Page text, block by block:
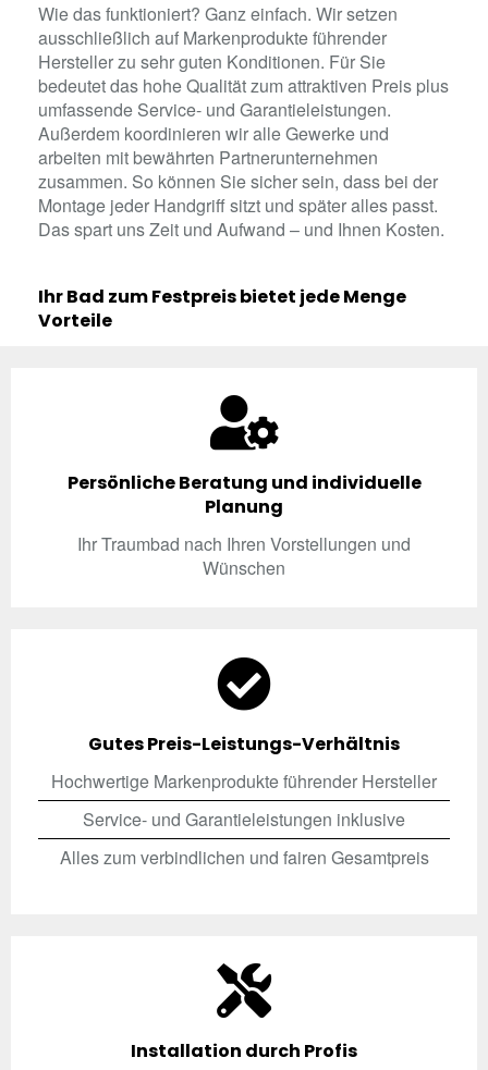
Wie das funktioniert? Ganz einfach. Wir setzen
ausschließlich auf Markenprodukte führender
Hersteller zu sehr guten Konditionen. Für Sie
bedeutet das hohe Qualität zum attraktiven Preis plus
umfassende Service- und Garantieleistungen.
Außerdem koordinieren wir alle Gewerke und
arbeiten mit bewährten Partnerunternehmen
zusammen. So können Sie sicher sein, dass bei der
Montage jeder Handgriff sitzt und später alles passt.
Das spart uns Zeit und Aufwand – und Ihnen Kosten.
Ihr Bad zum Festpreis bietet jede Menge
Vorteile
Persönliche Beratung und individuelle
Planung
Ihr Traumbad nach Ihren Vorstellungen und
Wünschen
Gutes Preis-Leistungs-Verhältnis
Hochwertige Markenprodukte führender Hersteller
Service- und Garantieleistungen inklusive
Alles zum verbindlichen und fairen Gesamtpreis
Installation durch Profis